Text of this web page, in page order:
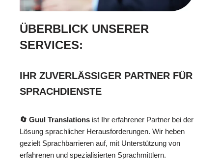
ÜBERBLICK UNSERER
SERVICES:
IHR ZUVERLÄSSIGER PARTNER FÜR
SPRACHDIENSTE
🔄 Guul Translations ist Ihr erfahrener Partner bei der
Lösung sprachlicher Herausforderungen. Wir heben
gezielt Sprachbarrieren auf, mit Unterstützung von
erfahrenen und spezialisierten Sprachmittlern.